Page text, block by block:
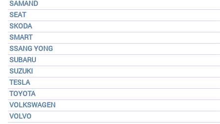
SAMAND
SEAT
SKODA
SMART
SSANG YONG
SUBARU
SUZUKI
TESLA
TOYOTA
VOLKSWAGEN
VOLVO